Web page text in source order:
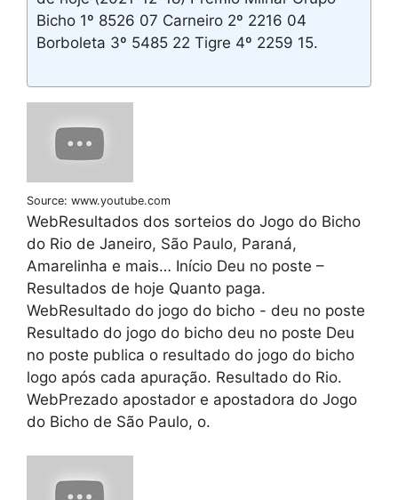
Bicho 1º 8526 07 Carneiro 2º 2216 04
Borboleta 3º 5485 22 Tigre 4º 2259 15.
Source: www.youtube.com
WebResultados dos sorteios do Jogo do Bicho
do Rio de Janeiro, São Paulo, Paraná,
Amarelinha e mais… Início Deu no poste –
Resultados de hoje Quanto paga.
WebResultado do jogo do bicho - deu no poste
Resultado do jogo do bicho deu no poste Deu
no poste publica o resultado do jogo do bicho
logo após cada apuração. Resultado do Rio.
WebPrezado apostador e apostadora do Jogo
do Bicho de São Paulo, o.